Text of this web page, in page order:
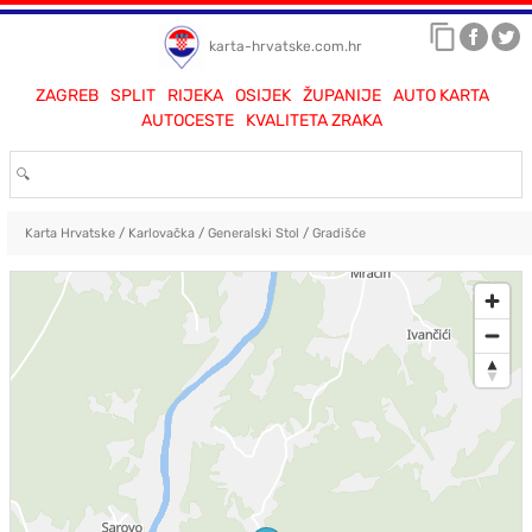
karta-hrvatske.com.hr
ZAGREB SPLIT RIJEKA OSIJEK ŽUPANIJE
AUTO KARTA
AUTOCESTE
KVALITETA ZRAKA
Karta Hrvatske/ Karlovačka/ Generalski Stol / Gradišće